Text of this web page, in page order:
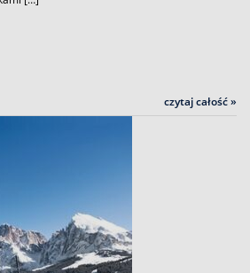
czytaj całość »